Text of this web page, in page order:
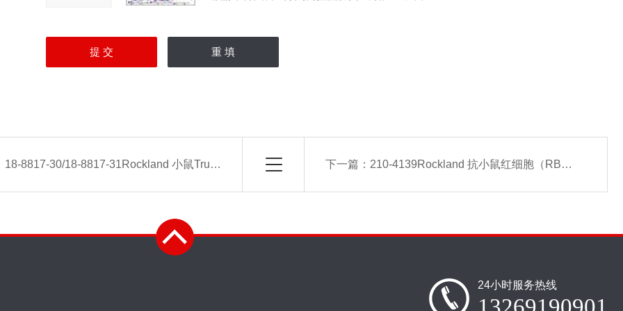
18-8817-30/18-8817-31Rockland 小鼠TrueBlot ULTRA 抗小鼠Ig-HRP 下一篇： 210-4139Rockland 抗小鼠红细胞（RBC）抗体
24小时服务热线